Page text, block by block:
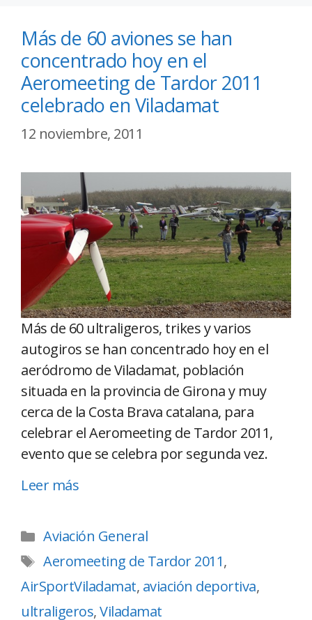
Más de 60 aviones se han
concentrado hoy en el
Aeromeeting de Tardor 2011
celebrado en Viladamat
12 noviembre, 2011
Más de 60 ultraligeros, trikes y varios
autogiros se han concentrado hoy en el
aeródromo de Viladamat, población
situada en la provincia de Girona y muy
cerca de la Costa Brava catalana, para
celebrar el Aeromeeting de Tardor 2011,
evento que se celebra por segunda vez.
Leer más
Aviación General
Aeromeeting de Tardor 2011,
AirSportViladamat, aviación deportiva,
ultraligeros,Viladamat